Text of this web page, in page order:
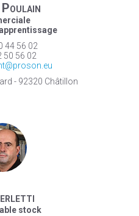
Poulain
44 56 02
50 56 02
- 92320 Châtillon
stock